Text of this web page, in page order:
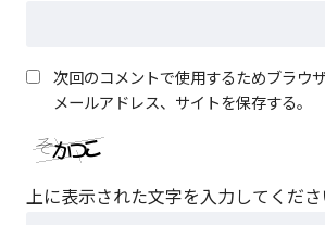
次回のコメントで使用するためブラウ
メールアドレス、サイトを保存する。
上に表示された文字を入力してくださ